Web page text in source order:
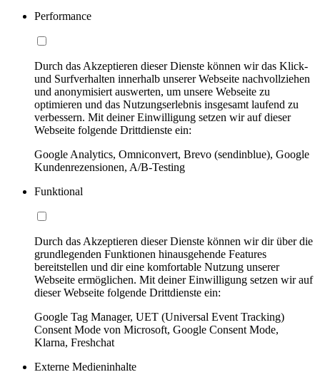
Performance
Durch das Akzeptieren dieser Dienste können wir das Klick-
und Surfverhalten innerhalb unserer Webseite nachvollziehen
und anonymisiert auswerten, um unsere Webseite zu
optimieren und das Nutzungserlebnis insgesamt laufend zu
verbessern. Mit deiner Einwilligung setzen wir auf dieser
Webseite folgende Drittdienste ein:
Google Analytics, Omniconvert, Brevo (sendinblue), Google
Kundenrezensionen, A/B-Testing
Funktional
Durch das Akzeptieren dieser Dienste können wir dir über die
grundlegenden Funktionen hinausgehende Features
bereitstellen und dir eine komfortable Nutzung unserer
Webseite ermöglichen. Mit deiner Einwilligung setzen wir auf
dieser Webseite folgende Drittdienste ein:
Google Tag Manager, UET (Universal Event Tracking)
Consent Mode von Microsoft, Google Consent Mode,
Klarna, Freshchat
Externe Medieninhalte